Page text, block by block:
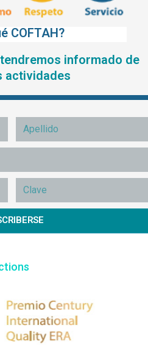
COFTAH?
informado de
actividades